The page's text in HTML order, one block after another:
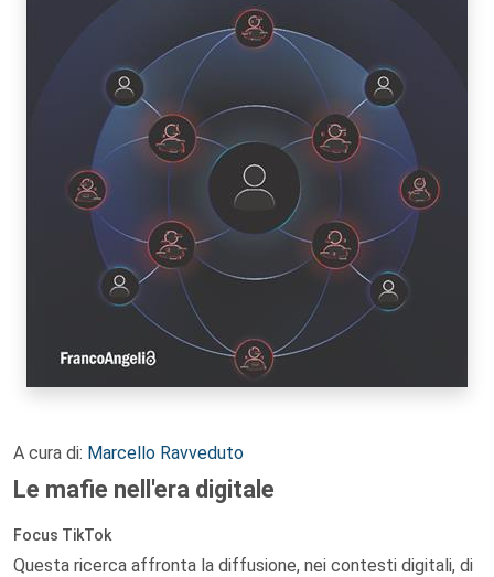
A cura di: Marcello Ravveduto
Le mafie nell'era digitale
Focus TikTok
Questa ricerca affronta la diffusione, nei contesti digitali, di